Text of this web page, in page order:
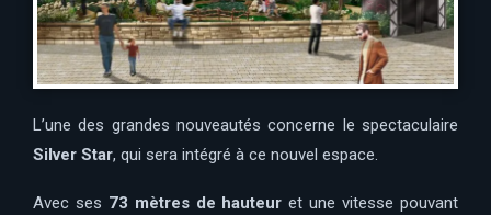
L’une des grandes nouveautés concerne le spectaculaire
Silver Star, qui sera intégré à ce nouvel espace.
Avec ses 73 mètres de hauteur et une vitesse pouvant